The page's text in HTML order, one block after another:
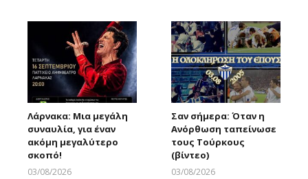
Λάρνακα: Μια μεγάλη
συναυλία, για έναν
ακόμη μεγαλύτερο
σκοπό!
03/08/2026
Σαν σήμερα: Όταν η
Ανόρθωση ταπείνωσε
τους Τούρκους
(βίντεο)
03/08/2026